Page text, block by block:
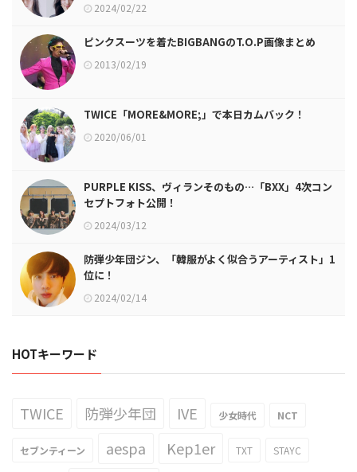
2024/02/22
ピンクスーツを着たBIGBANGのT.O.P画像まとめ
2013/02/19
TWICE「MORE&MORE;」で本日カムバック！
2020/06/01
PURPLE KISS、ヴィランそのもの…「BXX」4次コン
セプトフォト公開！
2024/03/12
防弾少年団ジン、「韓服がよく似合うアーティスト」1
位に！
2024/02/14
HOTキーワード
TWICE 防弾少年団 IVE 少女時代 NCT
セブンティーン aespa Kep1er TXT STAYC